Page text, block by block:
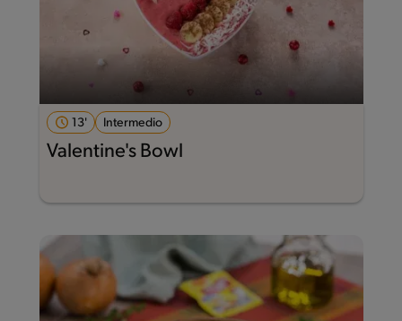
13' Intermedio
Valentine's Bowl